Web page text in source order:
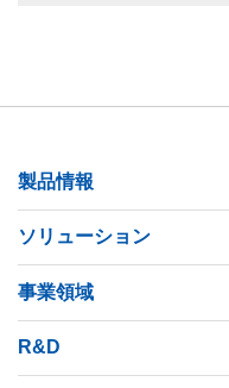
製品情報
ソリューション
事業領域
R&D